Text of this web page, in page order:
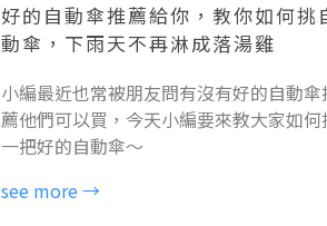
好的自動傘推薦給你，教你如何挑
動傘，下雨天不再淋成落湯雞
小編最近也常被朋友問有沒有好的自動傘
薦他們可以買， 今天小編要來教大家如何
一把好的自動傘～
see more →